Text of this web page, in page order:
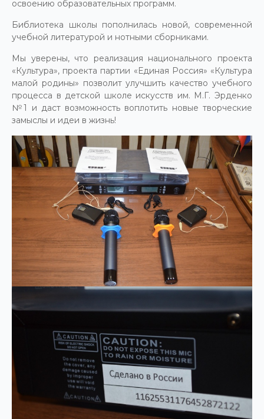
освоению образовательных программ.
Библиотека школы пополнилась новой, современной
учебной литературой и нотными сборниками.
Мы уверены, что реализация национального проекта
«Культура», проекта партии «Единая Россия» «Культура
малой родины» позволит улучшить качество учебного
процесса в детской школе искусств им. М.Г. Эрденко
№1 и даст возможность воплотить новые творческие
замыслы и идеи в жизнь!